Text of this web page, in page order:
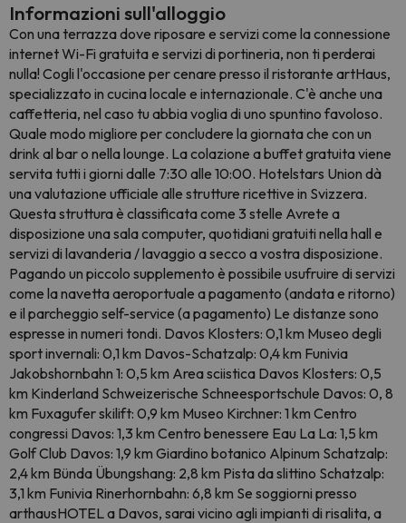
Informazioni sull'alloggio
Con una terrazza dove riposare e servizi come la connessione
internet Wi-Fi gratuita e servizi di portineria, non ti perderai
nulla! Cogli l'occasione per cenare presso il ristorante artHaus,
specializzato in cucina locale e internazionale. C'è anche una
caffetteria, nel caso tu abbia voglia di uno spuntino favoloso.
Quale modo migliore per concludere la giornata che con un
drink al bar o nella lounge. La colazione a buffet gratuita viene
servita tutti i giorni dalle 7:30 alle 10:00. Hotelstars Union dà
una valutazione ufficiale alle strutture ricettive in Svizzera.
Questa struttura è classificata come 3 stelle Avrete a
disposizione una sala computer, quotidiani gratuiti nella hall e
servizi di lavanderia / lavaggio a secco a vostra disposizione.
Pagando un piccolo supplemento è possibile usufruire di servizi
come la navetta aeroportuale a pagamento (andata e ritorno)
e il parcheggio self-service (a pagamento) Le distanze sono
espresse in numeri tondi. Davos Klosters: 0,1 km Museo degli
sport invernali: 0,1 km Davos-Schatzalp: 0,4 km Funivia
Jakobshornbahn 1: 0,5 km Area sciistica Davos Klosters: 0,5
km Kinderland Schweizerische Schneesportschule Davos: 0, 8
km Fuxagufer skilift: 0,9 km Museo Kirchner: 1 km Centro
congressi Davos: 1,3 km Centro benessere Eau La La: 1,5 km
Golf Club Davos: 1,9 km Giardino botanico Alpinum Schatzalp:
2,4 km Bünda Übungshang: 2,8 km Pista da slittino Schatzalp:
3,1 km Funivia Rinerhornbahn: 6,8 km Se soggiorni presso
arthausHOTEL a Davos, sarai vicino agli impianti di risalita, a